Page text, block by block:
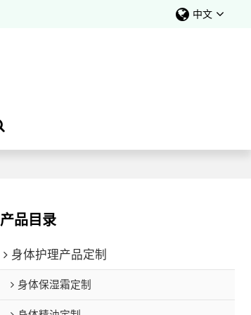
中文
产品目录
身体护理产品定制
身体保湿霜定制